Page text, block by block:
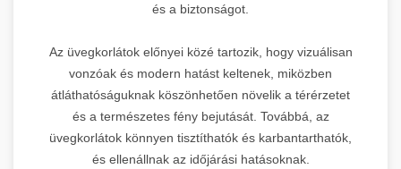
és a biztonságot.
Az üvegkorlátok előnyei közé tartozik, hogy vizuálisan
vonzóak és modern hatást keltenek, miközben
átláthatóságuknak köszönhetően növelik a térérzetet
és a természetes fény bejutását. Továbbá, az
üvegkorlátok könnyen tisztíthatók és karbantarthatók,
és ellenállnak az időjárási hatásoknak.